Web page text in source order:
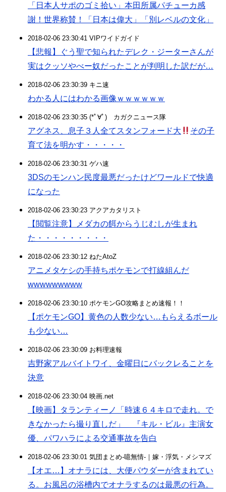
「日本人サポのゴミ拾い」本田所属パチューカ感
謝！世界称賛！「日本は偉大」「別レベルの文化」
2018-02-06 23:30:41 VIPワイドガイド
【悲報】ぐう聖で知られたデレク・ジーターさんが
実はクッソやべー奴だったことが判明した訳だが…
2018-02-06 23:30:39 キニ速
わかる人にはわかる画像ｗｗｗｗｗｗ
2018-02-06 23:30:35 (*ﾟ∀ﾟ)ゞカガクニュース隊
アグネス、息子３人全てスタンフォード大
その子
育て法を明かす・・・・・
2018-02-06 23:30:31 ゲハ速
3DSのモンハン民度最悪だったけどワールドで快適
になった
2018-02-06 23:30:23 アクアカタリスト
【閲覧注意】メダカの餌からうじむしが生まれ
た・・・・・・・・・
2018-02-06 23:30:12 ねたAtoZ
アニメタケシの手持ちポケモンで打線組んだ
wwwwwwwww
2018-02-06 23:30:10 ポケモンGO攻略まとめ速報！！
【ポケモンGO】黄色の人数少ない…もらえるボール
も少ない…
2018-02-06 23:30:09 お料理速報
吉野家アルバイトワイ、金曜日にバックレることを
決意
2018-02-06 23:30:04 映画.net
【映画】タランティーノ「時速６４キロで走れ。で
きなかったら撮り直しだ」 『キル・ビル』主演女
優、パワハラによる交通事故を告白
2018-02-06 23:30:01 気団まとめ-噫無情-｜嫁・浮気・メシマズ
【オエ…】オナラには、大便パウダーが含まれてい
る。お風呂の浴槽内でオナラするのは最悪の行為。